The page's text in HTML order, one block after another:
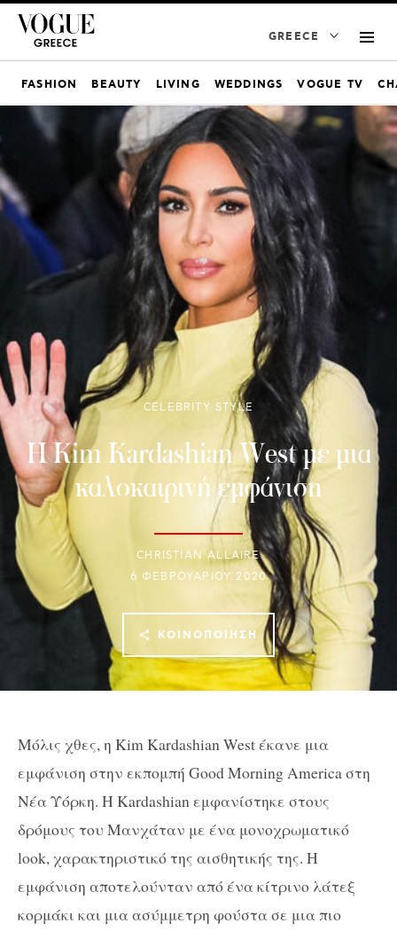
GREECE
FASHION BEAUTY LIVING WEDDINGS VOGUE TV
CELEBRITY STYLE
Η Kim Kardashian West με μια
καλοκαιρινή εμφάνιση
CHRISTIAN ALLAIRE
6 ΦΕΒΡΟΥΑΡΊΟΥ 2020
ΚΟΙΝΟΠΟΊΗΣΗ
Μόλις χθες, η Kim Kardashian West έκανε μια
εμφάνιση στην εκπομπή Good Morning America στη
Νέα Υόρκη. Η Kardashian εμφανίστηκε στους
δρόμους του Μανχάταν με ένα μονοχρωματικό
look, χαρακτηριστικό της αισθητικής της. Η
εμφάνιση αποτελούνταν από ένα κίτρινο λάτεξ
κορμάκι και μια ασύμμετρη φούστα σε μια πιο